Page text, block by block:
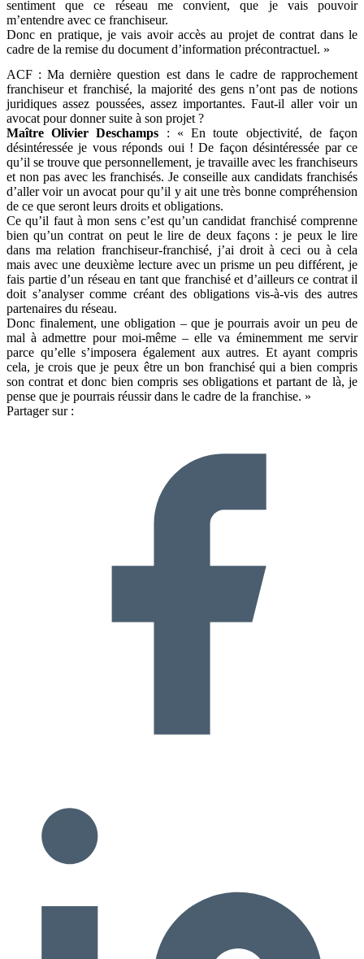
sentiment que ce réseau me convient, que je vais pouvoir
m’entendre avec ce franchiseur.
Donc en pratique, je vais avoir accès au projet de contrat dans le
cadre de la remise du document d’information précontractuel. »
ACF : Ma dernière question est dans le cadre de rapprochement
franchiseur et franchisé, la majorité des gens n’ont pas de notions
juridiques assez poussées, assez importantes. Faut-il aller voir un
avocat pour donner suite à son projet ?
Maître Olivier Deschamps : « En toute objectivité, de façon
désintéressée je vous réponds oui ! De façon désintéressée par ce
qu’il se trouve que personnellement, je travaille avec les franchiseurs
et non pas avec les franchisés. Je conseille aux candidats franchisés
d’aller voir un avocat pour qu’il y ait une très bonne compréhension
de ce que seront leurs droits et obligations.
Ce qu’il faut à mon sens c’est qu’un candidat franchisé comprenne
bien qu’un contrat on peut le lire de deux façons : je peux le lire
dans ma relation franchiseur-franchisé, j’ai droit à ceci ou à cela
mais avec une deuxième lecture avec un prisme un peu différent, je
fais partie d’un réseau en tant que franchisé et d’ailleurs ce contrat il
doit s’analyser comme créant des obligations vis-à-vis des autres
partenaires du réseau.
Donc finalement, une obligation – que je pourrais avoir un peu de
mal à admettre pour moi-même – elle va éminemment me servir
parce qu’elle s’imposera également aux autres. Et ayant compris
cela, je crois que je peux être un bon franchisé qui a bien compris
son contrat et donc bien compris ses obligations et partant de là, je
pense que je pourrais réussir dans le cadre de la franchise. »
Partager sur :